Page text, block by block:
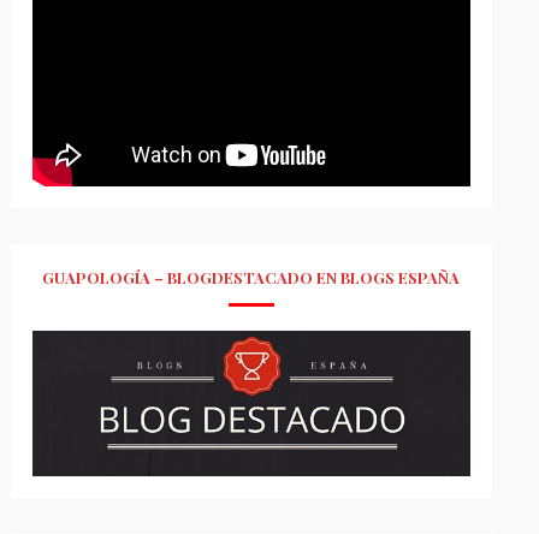
GUAPOLOGÍA – BLOGDESTACADO EN BLOGS ESPAÑA